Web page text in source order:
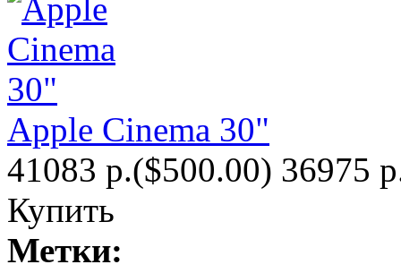
Apple Cinema 30"
41083 р.($500.00) 36975
Купить
Метки: